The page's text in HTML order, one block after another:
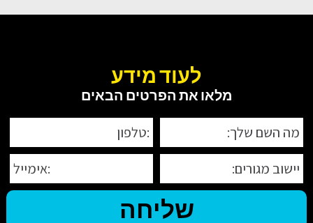
לעוד מידע
מלאו את הפרטים הבאים